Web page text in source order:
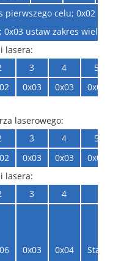
pierwszego celu; 0x02
ustaw zakres wielu
lasera:
3 4
5
0x03 0x03
0x06
laserowego:
3 4
5
0x03 0x03
0x06
lasera:
3 4
0x03 0x04 Status